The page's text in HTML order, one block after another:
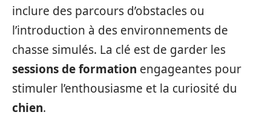
inclure des parcours d’obstacles ou
l’introduction à des environnements de
chasse simulés. La clé est de garder les
sessions de formation engageantes pour
stimuler l’enthousiasme et la curiosité du
chien.